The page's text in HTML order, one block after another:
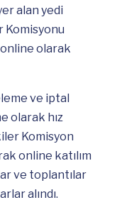
alan yedi
Komisyonu
online olarak
ve iptal
olarak hız
Komisyon
online katılım
ve toplantılar
alındı.